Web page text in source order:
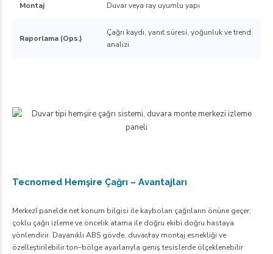
Montaj Duvar veya ray uyumlu yapı
Raporlama (Ops.)
Çağrı kaydı, yanıt süresi, yoğunluk ve trend
analizi
Tecnomed Hemşire Çağrı – Avantajları
Merkezî panelde net konum bilgisi ile kaybolan çağrıların önüne geçer;
çoklu çağrı izleme ve öncelik atama ile doğru ekibi doğru hastaya
yönlendirir. Dayanıklı ABS gövde, duvar/ray montaj esnekliği ve
özelleştirilebilir ton–bölge ayarlarıyla geniş tesislerde ölçeklenebilir